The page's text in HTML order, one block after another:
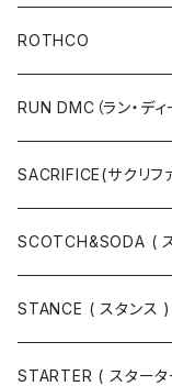
キャップ
ニットキャップ / ビー
ベルト / サスペンダー
ニットキャップ / ビーニー
キャップ
マフラー / ストール
シューズ
ニット
スウェット
Tシャツ / カットソー
半袖
手袋
ROTHCO
RUN DMC（ラン・ディ
SACRIFICE(サクリフ
SCOTCH&SODA (
トップス
ボトムス
STANCE ( スタンス )
STARTER ( スター